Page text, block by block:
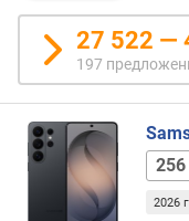
о
п
т
27 522 —
197
512
2026